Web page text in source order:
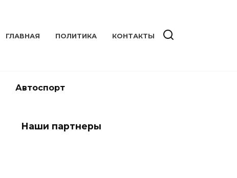
ГЛАВНАЯ ПОЛИТИКА КОНТАКТЫ
Автоспорт
Наши партнеры